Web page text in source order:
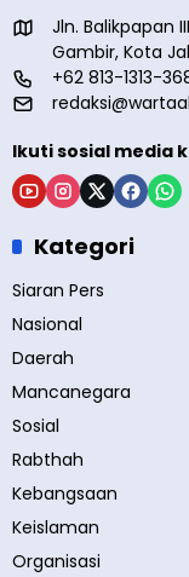
Jln. Balikpapan
Gambir, Kota
+62 813-1313-
Ikuti sosial media
Kategori
Siaran Pers
Nasional
Daerah
Mancanegara
Sosial
Rabthah
Kebangsaan
Keislaman
Organisasi